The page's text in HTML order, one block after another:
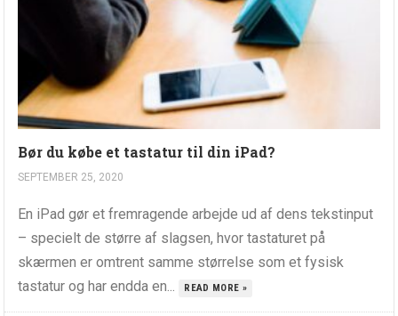
Bør du købe et tastatur til din iPad?
SEPTEMBER 25, 2020
En iPad gør et fremragende arbejde ud af dens tekstinput
– specielt de større af slagsen, hvor tastaturet på
skærmen er omtrent samme størrelse som et fysisk
tastatur og har endda en...
READ MORE »